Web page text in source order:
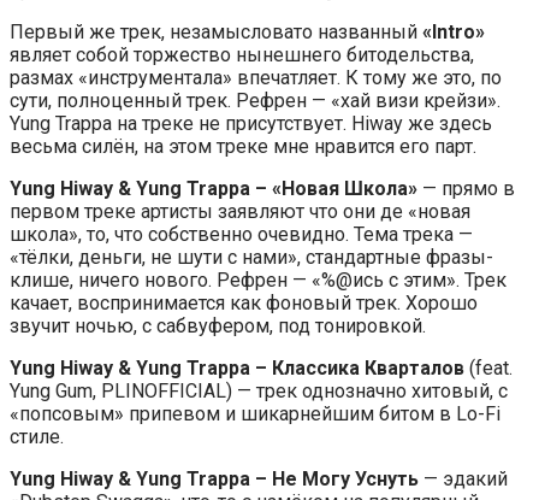
Первый же трек, незамысловато названный «Intro»
являет собой торжество нынешнего битодельства,
размах «инструментала» впечатляет. К тому же это, по
сути, полноценный трек. Рефрен — «хай визи крейзи».
Yung Trappa на треке не присутствует. Hiway же здесь
весьма силён, на этом треке мне нравится его парт.
Yung Hiway & Yung Trappa – «Новая Школа» — прямо в
первом треке артисты заявляют что они де «новая
школа», то, что собственно очевидно. Тема трека —
«тёлки, деньги, не шути с нами», стандартные фразы-
клише, ничего нового. Рефрен — «%@ись с этим». Трек
качает, воспринимается как фоновый трек. Хорошо
звучит ночью, с сабвуфером, под тонировкой.
Yung Hiway & Yung Trappa – Классика Кварталов (feat.
Yung Gum, PLINOFFICIAL) — трек однозначно хитовый, с
«попсовым» припевом и шикарнейшим битом в Lo-Fi
стиле.
Yung Hiway & Yung Trappa – Не Могу Уснуть — эдакий